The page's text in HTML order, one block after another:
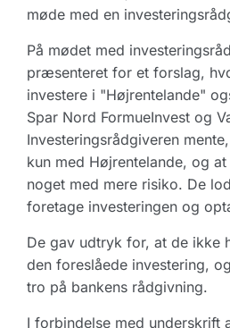
møde med en
På mødet med
præsenteret for et forslag,
investere i "Højrentelande"
Spar Nord FormueInvest og
Investeringsrådgiveren
kun med Højrentelande, og
noget med mere risiko. De
foretage investeringen og
De gav udtryk for, at de ikke
den foreslåede investering,
tro på bankens rådgivning.
I forbindelse med underskrift